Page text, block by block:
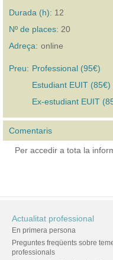
Durada (h): 12
Nº de places: 20
Adreça: online
Preu: Professional (95€)
Estudiant EUIT (85€)
Ex-estudiant EUIT
Comentaris
Per accedir a tota la
Actualitat professional
En primera persona
Preguntes freqüents sobre
professionals